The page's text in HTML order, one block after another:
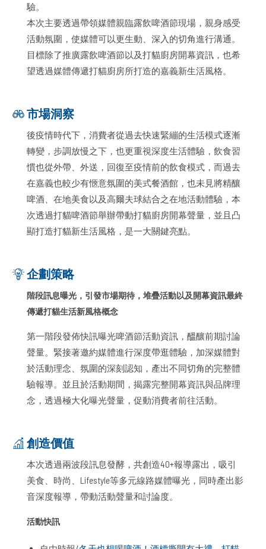
驗。
本次主要透過帶領媒體親臨露飲啤酒節現場，親身感受
活動氛圍，使媒體可以更生動、深入的切角進行溝通。
目標除了推廣露飲啤酒節以及打貓廚房開幕資訊，也希
望透過媒體傳遞打貓廚房所打造的嘉義新生活風格。
市場洞察
後疫情時代下，消費者從過去快速緊繃的生活模式逐漸
轉變，步調放慢之下，也更重視深度生活體驗，飲食習
慣也從外帶、外送，回復至疫情前的飲食模式，而過去
在嘉義也較少有愜意氛圍的美式餐酒館，也未見將精釀
啤酒、在地美食以及高爾夫球結合之在地活動體驗，本
次透過打貓啤酒節舉辦帶動打貓廚房開幕聲量，並且凸
顯打造打貓新生活風格，是一大關鍵亮點。
企劃策略
階段訊息曝光，引發市場期待，堆疊活動以及開幕資訊最終
傳遞打貓生活新風格概念
第一階段發佈快訊曝光啤酒節活動資訊，醞釀前期討論
聲量。緊接著邀約媒體進行深度帶逛體驗，加深媒體對
於活動理念、氛圍的深刻認知，產出不同切角的完整體
驗報導。並且於活動期間，揭露完整開幕資訊與品牌理
念，透過極大化曝光聲量，促動消費者前往活動。
創造價值
本次透過兩波段訊息發酵，共創造40+報導露出，吸引
美食、時尚、Lifestyle等多元線路媒體曝光，同時產出影
音深度報導，帶動活動聲量和討論度。
活動快訊